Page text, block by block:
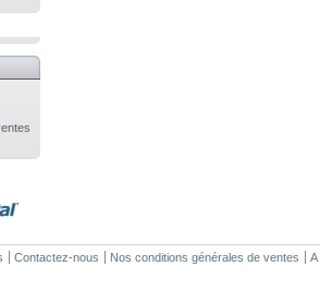
Contactez-nous Nos conditions générales de ventes A